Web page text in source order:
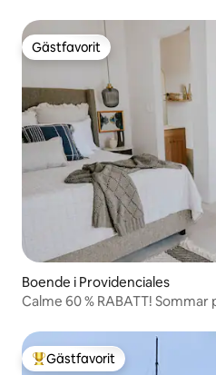
Gästfavorit
Gästfavorit
Boende i Providenciales
Calme 60 % RABATT!
Populär gästfavorit
Gästfavorit